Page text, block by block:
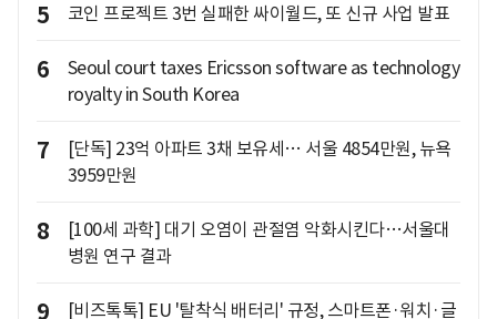
5 코인 프로젝트 3번 실패한 싸이월드, 또 신규 사업 발표
6
Seoul court taxes Ericsson software as technology
royalty in South Korea
7
[단독] 23억 아파트 3채 보유세… 서울 4854만원, 뉴욕
3959만원
8
[100세 과학] 대기 오염이 관절염 악화시킨다…서울대
병원 연구 결과
9
[비즈톡톡] EU '탈착식 배터리' 규정, 스마트폰·워치·글